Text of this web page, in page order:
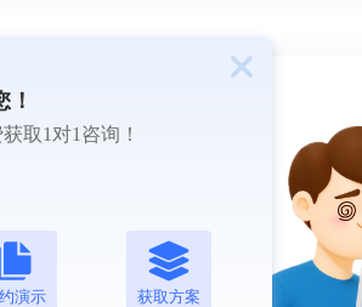
取1对1咨询！
演示 获取方案
手机找
张老板